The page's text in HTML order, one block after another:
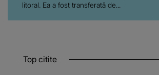
litoral. Ea a fost transferată de...
Top citite